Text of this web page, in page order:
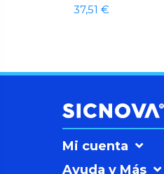
37,51 €
Mi cuenta
Ayuda y Más